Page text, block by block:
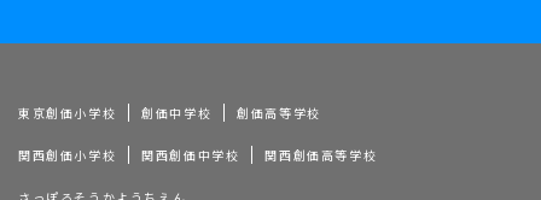
東京創価小学校 創価中学校 創価高等学校
関西創価小学校 関西創価中学校 関西創価高等学校